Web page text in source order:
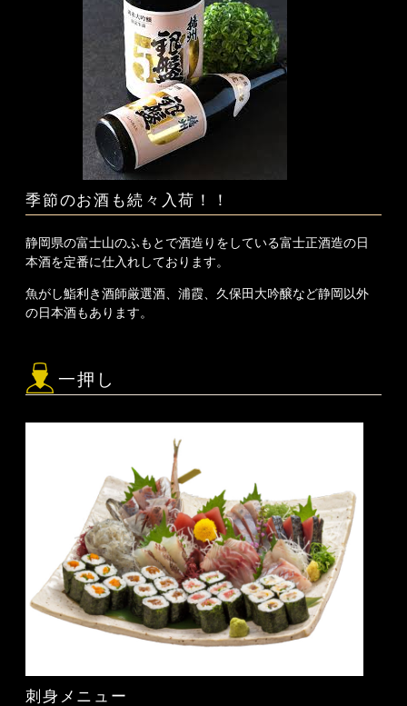
季節のお酒も続々入荷！！
静岡県の富士山のふもとで酒造りをしている富士正酒造の日
本酒を定番に仕入れしております。
魚がし鮨利き酒師厳選酒、浦霞、久保田大吟醸など静岡以外
の日本酒もあります。
一押し
刺身メニュー